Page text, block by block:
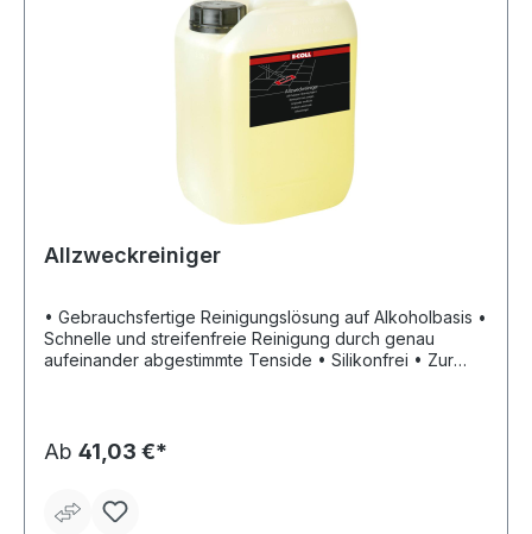
Allzweckreiniger
• Gebrauchsfertige Reinigungslösung auf Alkoholbasis •
Schnelle und streifenfreie Reinigung durch genau
aufeinander abgestimmte Tenside • Silikonfrei • Zur
Glas, Emaille, Metall • Mischungsverhältnis: 1:10 •
Ab 41,03 €*